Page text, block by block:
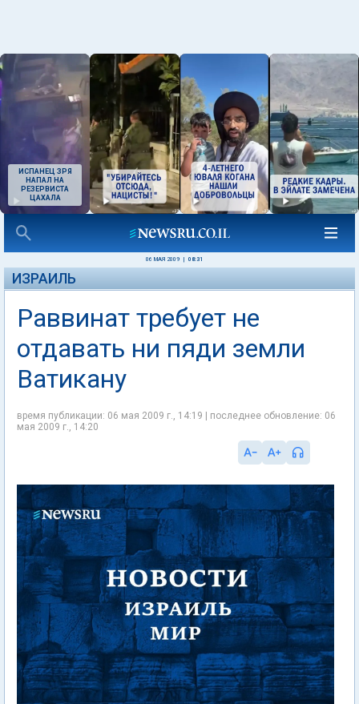
ИСПАНЕЦ ЗРЯ
НАПАЛ НА
РЕЗЕРВИСТА
ЦАХАЛА
06 МАЯ 2009 08:31
ИЗРАИЛЬ
Раввинат требует не
отдавать ни пяди земли
Ватикану
время публикации: 06 мая 2009 г., 14:19 | последнее обновление: 06
мая 2009 г., 14:20